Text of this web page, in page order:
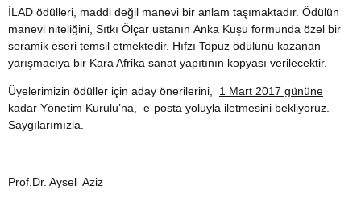
İLAD ödülleri, maddi değil manevi bir anlam taşımaktadır. Ödülün
manevi niteliğini, Sıtkı Ölçar ustanın Anka Kuşu formunda özel bir
seramik eseri temsil etmektedir. Hıfzı Topuz ödülünü kazanan
yarışmacıya bir Kara Afrika sanat yapıtının kopyası verilecektir.
Üyelerimizin ödüller için aday önerilerini, 1 Mart 2017 gününe
kadar Yönetim Kurulu’na, e-posta yoluyla iletmesini bekliyoruz.
Saygılarımızla.
Prof.Dr. Aysel Aziz